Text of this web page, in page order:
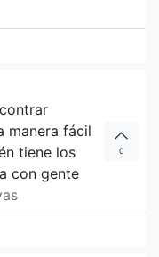
manera fácil
tiene los
con gente
0